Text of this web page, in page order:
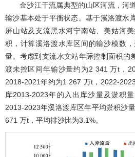
金沙江干流属典型的山区河流，河
输沙基本处于平衡状态。基于溪洛渡水
屏山站及支流黑水河宁南站、美姑河
积，计算溪洛渡水库区间的输沙模数
量。考虑到支流水文站年际控制面积的
渡未控区间年输沙量约为2 341 万t，
2018-2021年约为1 267 万t，2022-
库2013-2023年的入出库沙量及淤积
2013-2023年溪洛渡库区年平均淤积沙
671 万t，平均排沙比为3.1%。